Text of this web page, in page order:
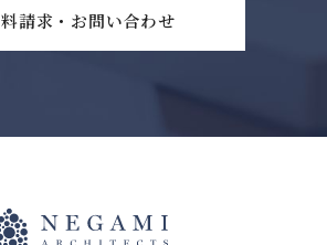
請求・お問い合わせ